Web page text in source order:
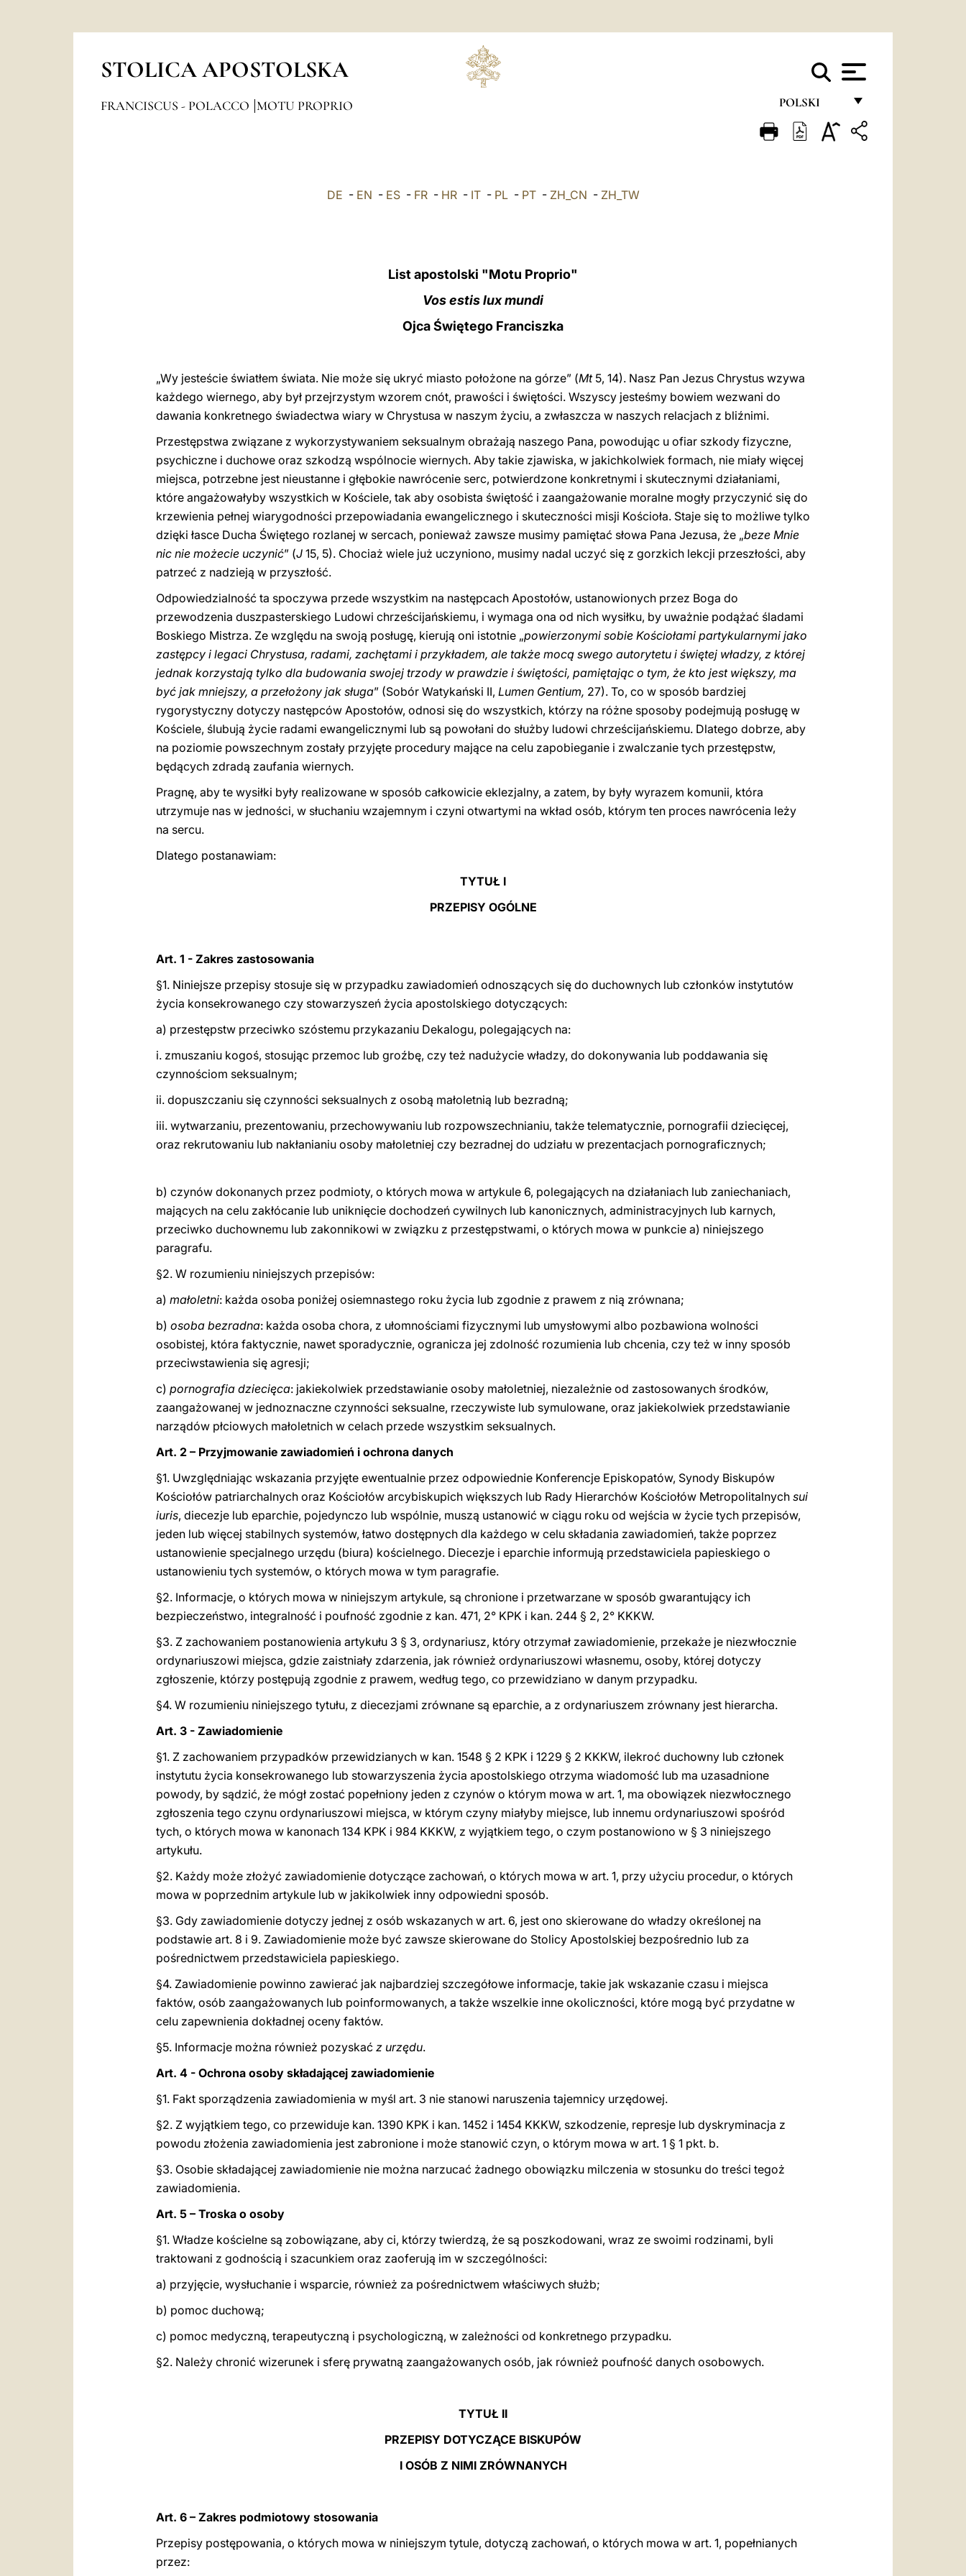
STOLICA APOSTOLSKA
POLSKI
FRANÇAIS
LATINE
FRANCISCUS - POLACCO MOTU PROPRIO
DE - EN - ES- FR- HR- IT- PL- PT- ZH_CN - ZH_TW
List apostolski "Motu Proprio"
Vos estis lux mundi
Ojca Świętego Franciszka
„Wy jesteście światłem świata. Nie może się ukryć miasto położone na górze” (Mt5, 14). Nasz Pan Jezus Chrystus wzywa
każdego wiernego, aby był przejrzystym wzorem cnót, prawości i świętości. Wszyscy jesteśmy bowiem wezwani do
dawania konkretnego świadectwa wiary w Chrystusa w naszym życiu, a zwłaszcza w naszych relacjach z bliźnimi.
Przestępstwa związane z wykorzystywaniem seksualnym obrażają naszego Pana, powodując u ofiar szkody fizyczne,
psychiczne i duchowe oraz szkodzą wspólnocie wiernych. Aby takie zjawiska, w jakichkolwiek formach, nie miały więcej
miejsca, potrzebne jest nieustanne i głębokie nawrócenie serc, potwierdzone konkretnymi i skutecznymi działaniami,
które angażowałyby wszystkich w Kościele, tak aby osobista świętość i zaangażowanie moralne mogły przyczynić się do
krzewienia pełnej wiarygodności przepowiadania ewangelicznego i skuteczności misji Kościoła. Staje się to możliwe tylko
dzięki łasce Ducha Świętego rozlanej w sercach, ponieważ zawsze musimy pamiętać słowa Pana Jezusa, że „beze Mnie
nic nie możecie uczynić” (J 15, 5). Chociaż wiele już uczyniono, musimy nadal uczyć się z gorzkich lekcji przeszłości, aby
patrzeć z nadzieją w przyszłość.
Odpowiedzialność ta spoczywa przede wszystkim na następcach Apostołów, ustanowionych przez Boga do
przewodzenia duszpasterskiego Ludowi chrześcijańskiemu, i wymaga ona od nich wysiłku, by uważnie podążać śladami
Boskiego Mistrza. Ze względu na swoją posługę, kierują oni istotnie „powierzonymi sobie Kościołami partykularnymi jako
zastępcy i legaci Chrystusa, radami, zachętami i przykładem, ale także mocą swego autorytetu i świętej władzy, z której
jednak korzystają tylko dla budowania swojej trzody w prawdzie i świętości, pamiętając o tym, że kto jest większy, ma
być jak mniejszy, a przełożony jak sługa” (Sobór Watykański II, Lumen Gentium, 27). To, co w sposób bardziej
rygorystyczny dotyczy następców Apostołów, odnosi się do wszystkich, którzy na różne sposoby podejmują posługę w
Kościele, ślubują życie radami ewangelicznymi lub są powołani do służby ludowi chrześcijańskiemu. Dlatego dobrze, aby
na poziomie powszechnym zostały przyjęte procedury mające na celu zapobieganie i zwalczanie tych przestępstw,
będących zdradą zaufania wiernych.
Pragnę, aby te wysiłki były realizowane w sposób całkowicie eklezjalny, a zatem, by były wyrazem komunii, która
utrzymuje nas w jedności, w słuchaniu wzajemnym i czyni otwartymi na wkład osób, którym ten proces nawrócenia leży
na sercu.
Dlatego postanawiam:
TYTUŁ I
PRZEPISY OGÓLNE
Art. 1 - Zakres zastosowania
§1. Niniejsze przepisy stosuje się w przypadku zawiadomień odnoszących się do duchownych lub członków instytutów
życia konsekrowanego czy stowarzyszeń życia apostolskiego dotyczących:
a) przestępstw przeciwko szóstemu przykazaniu Dekalogu, polegających na:
i. zmuszaniu kogoś, stosując przemoc lub groźbę, czy też nadużycie władzy, do dokonywania lub poddawania się
czynnościom seksualnym;
ii. dopuszczaniu się czynności seksualnych z osobą małoletnią lub bezradną;
iii. wytwarzaniu, prezentowaniu, przechowywaniu lub rozpowszechnianiu, także telematycznie, pornografii dziecięcej,
oraz rekrutowaniu lub nakłanianiu osoby małoletniej czy bezradnej do udziału w prezentacjach pornograficznych;
b) czynów dokonanych przez podmioty, o których mowa w artykule 6, polegających na działaniach lub zaniechaniach,
mających na celu zakłócanie lub uniknięcie dochodzeń cywilnych lub kanonicznych, administracyjnych lub karnych,
przeciwko duchownemu lub zakonnikowi w związku z przestępstwami, o których mowa w punkcie a) niniejszego
paragrafu.
§2. W rozumieniu niniejszych przepisów:
a) małoletni: każda osoba poniżej osiemnastego roku życia lub zgodnie z prawem z nią zrównana;
b) osoba bezradna: każda osoba chora, z ułomnościami fizycznymi lub umysłowymi albo pozbawiona wolności
osobistej, która faktycznie, nawet sporadycznie, ogranicza jej zdolność rozumienia lub chcenia, czy też w inny sposób
przeciwstawienia się agresji;
c) pornografia dziecięca: jakiekolwiek przedstawianie osoby małoletniej, niezależnie od zastosowanych środków,
zaangażowanej w jednoznaczne czynności seksualne, rzeczywiste lub symulowane, oraz jakiekolwiek przedstawianie
narządów płciowych małoletnich w celach przede wszystkim seksualnych.
Art. 2 – Przyjmowanie zawiadomień i ochrona danych
§1. Uwzględniając wskazania przyjęte ewentualnie przez odpowiednie Konferencje Episkopatów, Synody Biskupów
Kościołów patriarchalnych oraz Kościołów arcybiskupich większych lub Rady Hierarchów Kościołów Metropolitalnych sui
iuris, diecezje lub eparchie, pojedynczo lub wspólnie, muszą ustanowić w ciągu roku od wejścia w życie tych przepisów,
jeden lub więcej stabilnych systemów, łatwo dostępnych dla każdego w celu składania zawiadomień, także poprzez
ustanowienie specjalnego urzędu (biura) kościelnego. Diecezje i eparchie informują przedstawiciela papieskiego o
ustanowieniu tych systemów, o których mowa w tym paragrafie.
§2. Informacje, o których mowa w niniejszym artykule, są chronione i przetwarzane w sposób gwarantujący ich
bezpieczeństwo, integralność i poufność zgodnie z kan. 471, 2° KPK i kan. 244 § 2, 2° KKKW.
§3. Z zachowaniem postanowienia artykułu 3 § 3, ordynariusz, który otrzymał zawiadomienie, przekaże je niezwłocznie
ordynariuszowi miejsca, gdzie zaistniały zdarzenia, jak również ordynariuszowi własnemu, osoby, której dotyczy
zgłoszenie, którzy postępują zgodnie z prawem, według tego, co przewidziano w danym przypadku.
§4. W rozumieniu niniejszego tytułu, z diecezjami zrównane są eparchie, a z ordynariuszem zrównany jest hierarcha.
Art. 3 - Zawiadomienie
§1. Z zachowaniem przypadków przewidzianych w kan. 1548 § 2 KPK i 1229 § 2 KKKW, ilekroć duchowny lub członek
instytutu życia konsekrowanego lub stowarzyszenia życia apostolskiego otrzyma wiadomość lub ma uzasadnione
powody, by sądzić, że mógł zostać popełniony jeden z czynów o którym mowa w art. 1, ma obowiązek niezwłocznego
zgłoszenia tego czynu ordynariuszowi miejsca, w którym czyny miałyby miejsce, lub innemu ordynariuszowi spośród
tych, o których mowa w kanonach 134 KPK i 984 KKKW, z wyjątkiem tego, o czym postanowiono w § 3 niniejszego
artykułu.
§2. Każdy może złożyć zawiadomienie dotyczące zachowań, o których mowa w art. 1, przy użyciu procedur, o których
mowa w poprzednim artykule lub w jakikolwiek inny odpowiedni sposób.
§3. Gdy zawiadomienie dotyczy jednej z osób wskazanych w art. 6, jest ono skierowane do władzy określonej na
podstawie art. 8 i 9. Zawiadomienie może być zawsze skierowane do Stolicy Apostolskiej bezpośrednio lub za
pośrednictwem przedstawiciela papieskiego.
§4. Zawiadomienie powinno zawierać jak najbardziej szczegółowe informacje, takie jak wskazanie czasu i miejsca
faktów, osób zaangażowanych lub poinformowanych, a także wszelkie inne okoliczności, które mogą być przydatne w
celu zapewnienia dokładnej oceny faktów.
§5. Informacje można również pozyskać z urzędu.
Art. 4 - Ochrona osoby składającej zawiadomienie
§1. Fakt sporządzenia zawiadomienia w myśl art. 3 nie stanowi naruszenia tajemnicy urzędowej.
§2. Z wyjątkiem tego, co przewiduje kan. 1390 KPK i kan. 1452 i 1454 KKKW, szkodzenie, represje lub dyskryminacja z
powodu złożenia zawiadomienia jest zabronione i może stanowić czyn, o którym mowa w art. 1 § 1 pkt. b.
§3. Osobie składającej zawiadomienie nie można narzucać żadnego obowiązku milczenia w stosunku do treści tegoż
zawiadomienia.
Art. 5 – Troska o osoby
§1. Władze kościelne są zobowiązane, aby ci, którzy twierdzą, że są poszkodowani, wraz ze swoimi rodzinami, byli
traktowani z godnością i szacunkiem oraz zaoferują im w szczególności:
a) przyjęcie, wysłuchanie i wsparcie, również za pośrednictwem właściwych służb;
b) pomoc duchową;
c) pomoc medyczną, terapeutyczną i psychologiczną, w zależności od konkretnego przypadku.
§2. Należy chronić wizerunek i sferę prywatną zaangażowanych osób, jak również poufność danych osobowych.
TYTUŁ II
PRZEPISY DOTYCZĄCE BISKUPÓW
I OSÓB Z NIMI ZRÓWNANYCH
Art. 6 – Zakres podmiotowy stosowania
Przepisy postępowania, o których mowa w niniejszym tytule, dotyczą zachowań, o których mowa w art. 1, popełnianych
przez: